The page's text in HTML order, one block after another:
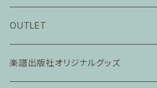
ピアノ科３０分レッスン
ピアノ科４５分レッスン
OUTLET
楽譜出版社オリジナルグッズ